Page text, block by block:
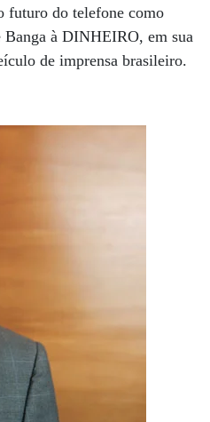
futuro do telefone como
Banga à DINHEIRO, em sua
de imprensa brasileiro.